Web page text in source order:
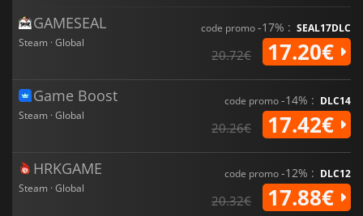
GAMESEAL
Steam · Global
code promo-17% : SEAL17DLC
20.72€ 17.20€
Game Boost
Steam · Global
code promo-14% : DLC14
20.26€ 17.42€
HRKGAME
Steam · Global
code promo-12% : DLC12
20.32€ 17.88€